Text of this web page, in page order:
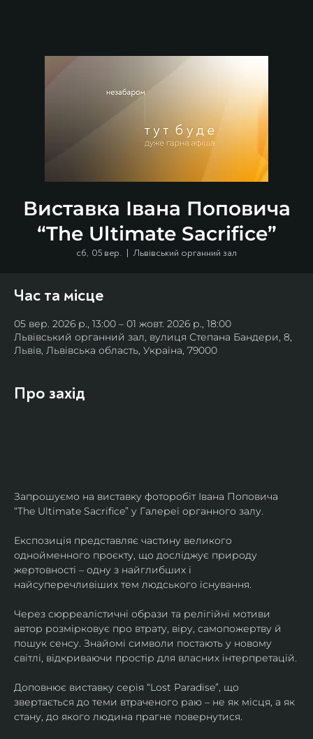
Виставка Івана Поповича
“The Ultimate Sacrifice”
сб, 05 вер.
  |
Львівський органний зал
Час та місце
05 вер. 2026 р., 13:00 – 01 жовт. 2026 р., 18:00
Львівський органний зал, вулиця Степана Бандери, 8,
Львів, Львівська область, Україна, 79000
Про захід
Запрошуємо на виставку фоторобіт Івана Поповича
“The Ultimate Sacrifice” у Галереї органного залу.
Експозиція представляє частину великого
однойменного проєкту, що досліджує природу
жертовності – одну з найглибших і
найсуперечливіших тем людського існування.
Через сюрреалістичні образи та релігійні мотиви
автор розмірковує про втрату, віру, самопожертву й
пошук сенсу. Знайомі символи постають у новому
світлі, відкриваючи простір для власних інтерпретацій.
Доповнює виставку серія “Lost Paradise”, що
звертається до теми втраченого раю – не як місця, а як
стану, до якого людина прагне повернутися.